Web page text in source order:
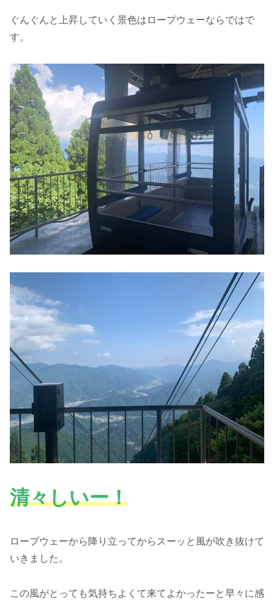
ぐんぐんと上昇していく景色はロープウェーならではで
す。
清々しいー！
ロープウェーから降り立ってからスーッと風が吹き抜けて
いきました。
この風がとっても気持ちよくて来てよかったーと早々に感